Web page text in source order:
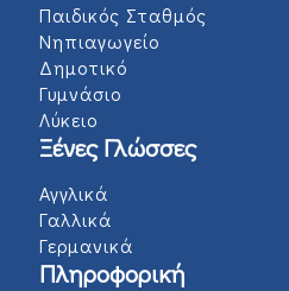
Παιδικός Σταθμός
Νηπιαγωγείο
Δημοτικό
Γυμνάσιο
Λύκειο
Ξένες Γλώσσες
Αγγλικά
Γαλλικά
Γερμανικά
Πληροφορική